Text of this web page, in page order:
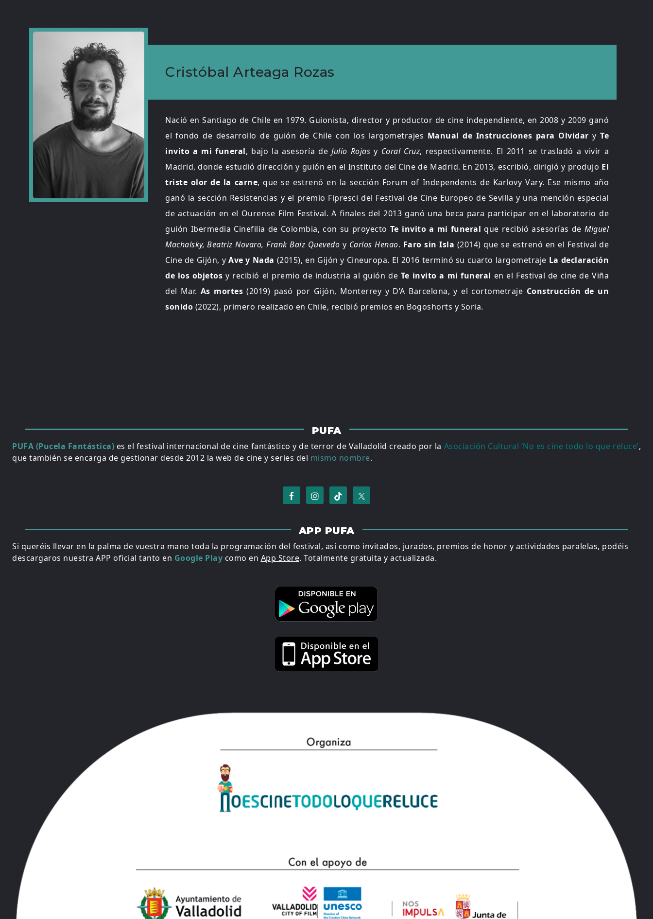
Cristóbal Arteaga Rozas
Nació en Santiago de Chile en 1979. Guionista, director y productor de cine independiente, en 2008 y 2009 ganó
el fondo de desarrollo de guión de Chile con los largometrajes Manual de Instrucciones para Olvidar yTe
invito a mi funeral, bajo la asesoría de Julio Rojas y Coral Cruz, respectivamente. El 2011 se trasladó a vivir a
Madrid, donde estudió dirección y guión en el Instituto del Cine de Madrid. En 2013, escribió, dirigió y produjo El
triste olor de la carne, que se estrenó en la sección Forum of Independents de Karlovy Vary. Ese mismo año
ganó la sección Resistencias y el premio Fipresci del Festival de Cine Europeo de Sevilla y una mención especial
de actuación en el Ourense Film Festival. A finales del 2013 ganó una beca para participar en el laboratorio de
guión Ibermedia Cinefilia de Colombia, con su proyecto Te invito a mi funeral que recibió asesorías deMiguel
Machalsky, Beatriz Novaro, Frank Baiz Quevedo y Carlos Henao. Faro sin Isla (2014) que se estrenó en el Festival de
Cine de Gijón, yAve y Nada (2015), en Gijón y Cineuropa. El 2016 terminó su cuarto largometraje La declaración
de los objetos y recibió el premio de industria al guión de Te invito a mi funeral en el Festival de cine de Viña
del Mar. As mortes (2019) pasó por Gijón, Monterrey y D’A Barcelona, y el cortometraje Construcción de un
sonido (2022), primero realizado en Chile, recibió premios en Bogoshorts y Soria.
PUFA
PUFA (Pucela Fantástica) es el festival internacional de cine fantástico y de terror de Valladolid creado por la Asociación Cultural ‘No es cine todo lo que reluce’,
que también se encarga de gestionar desde 2012 la web de cine y series del mismo nombre.
APP PUFA
Si queréis llevar en la palma de vuestra mano toda la programación del festival, así como invitados, jurados, premios de honor y actividades paralelas, podéis
descargaros nuestra APP oficial tanto en Google Play como en App Store. Totalmente gratuita y actualizada.